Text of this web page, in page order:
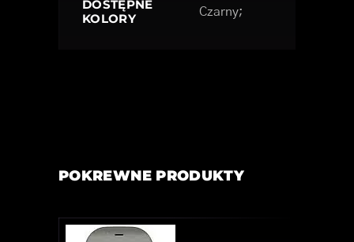
DOSTĘPNE
KOLORY
Czarny;
POKREWNE PRODUKTY